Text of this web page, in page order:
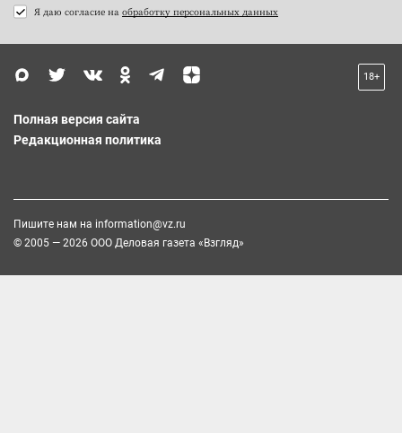
Я даю согласие на обработку персональных данных
18+
Полная версия сайта
Редакционная политика
Пишите нам на information@vz.ru
© 2005 — 2026 ООО Деловая газета «Взгляд»